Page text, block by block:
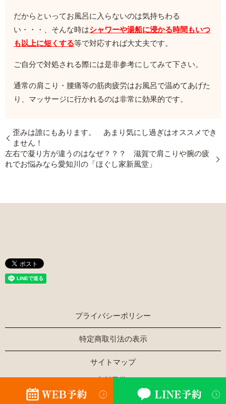
だからといってお風呂に入らないのは気持ちわる
い・・・、そんな時はシャワーや湯船に浸かる時間もいつ
も以上に短くする等で対応すれば大丈夫です。
ご自分で対処される際には是非参考にしてみて下さい。
通常の肩こり・腰痛等の筋肉疲労はお風呂で温めてあげた
り、マッサージに行かれるのは非常に効果的です。
歪みは誰にもあります。 あまり気にし過ぎはオススメでき
ません！
左右で凝り方が違うのはなぜ？？？ 滋賀で肩こりや腕の疲
れでお悩みなら愛知川の「ほぐし家新風堂」
プライバシーポリシー
特定商取引法の表示
サイトマップ
【掲載の記事・写真・イラストなどの無断複写・転載を禁じ